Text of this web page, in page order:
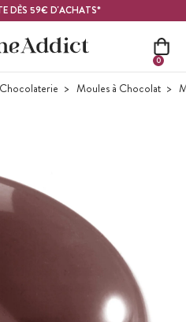
DÈS 59€ D'ACHATS*
0
Moules à Chocolat